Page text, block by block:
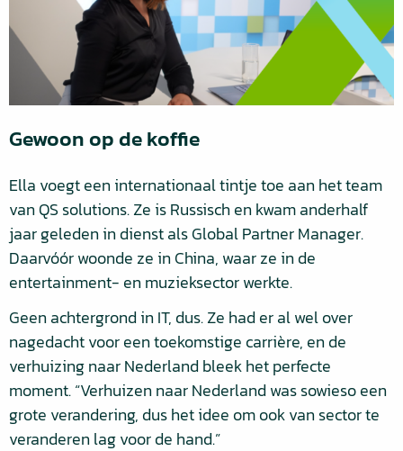
Gewoon op de koffie
Ella voegt een internationaal tintje toe aan het team
van QS solutions. Ze is Russisch en kwam anderhalf
jaar geleden in dienst als Global Partner Manager.
Daarvóór woonde ze in China, waar ze in de
entertainment- en muzieksector werkte.
Geen achtergrond in IT, dus. Ze had er al wel over
nagedacht voor een toekomstige carrière, en de
verhuizing naar Nederland bleek het perfecte
moment. “Verhuizen naar Nederland was sowieso een
grote verandering, dus het idee om ook van sector te
veranderen lag voor de hand.”